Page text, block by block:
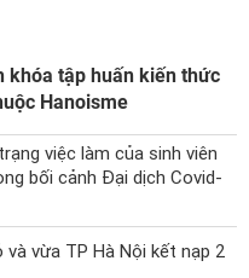
khóa tập huấn kiến thức
Hanoisme
việc làm của sinh viên
bối cảnh Đại dịch Covid-
và vừa TP Hà Nội kết nạp 2